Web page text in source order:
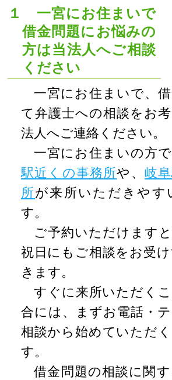
１ 一宮にお住まいで
借金問題にお悩みの
方は当法人へご相談
ください
一宮にお住まいで、
て弁護士への相談をお
法人へご連絡ください。
一宮にお住まいの方
駅近くの事務所や、 岐
所が来所いただきやす
す。
ご予約いただけます
祝日にもご相談をお受
きます。
すぐに来所いただく
合には、まずお電話・
相談から始めていただ
す。
借金問題の相談に関